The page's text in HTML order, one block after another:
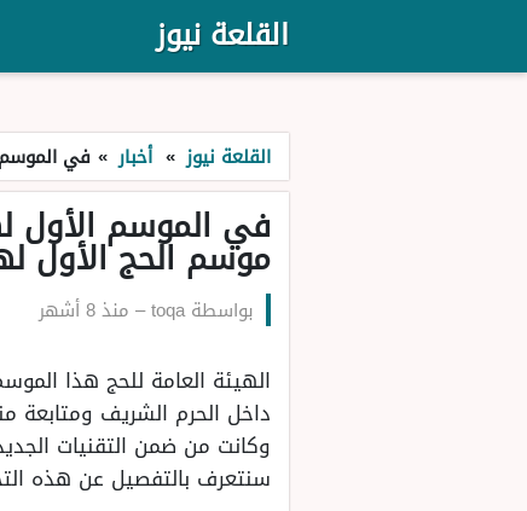
القلعة نيوز
القلعة نيوز » أخبار » في الموسم
في الموسم الأول
موسم الحج الأول لها
بواسطةtoqa
– منذ 8 أشهر
الهيئة العامة للحج هذا
داخل الحرم الشريف ومتابعة
وكانت من ضمن التقنيات
سنتعرف بالتفصيل عن هذه